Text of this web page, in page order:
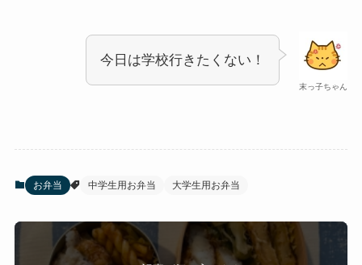
末っ子ちゃん
今日は学校行きたくない！
お弁当 中学生用お弁当 大学生用お弁当